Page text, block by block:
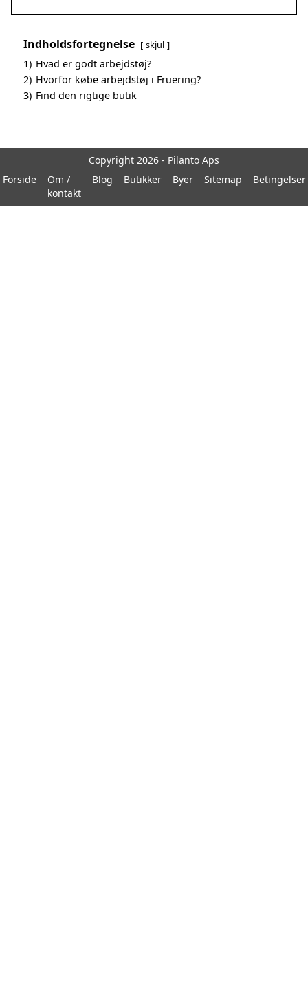
Indholdsfortegnelse skjul
1) Hvad er godt arbejdstøj?
2) Hvorfor købe arbejdstøj i Fruering?
3) Find den rigtige butik
Copyright 2026 - Pilanto Aps
Forside
Om /
kontakt
Blog Butikker Byer Sitemap Betingelser